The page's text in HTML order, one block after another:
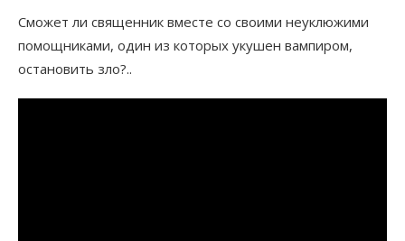
Сможет ли священник вместе со своими неуклюжими
помощниками, один из которых укушен вампиром,
остановить зло?..